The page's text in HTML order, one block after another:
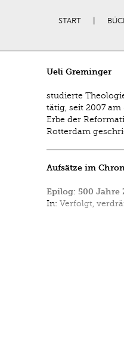
START
Ueli Greminger
studierte
tätig, seit 2007
Erbe der
Rotterdam
Aufsätze im
Epilog: 500 Jahre
In: Verfolgt,